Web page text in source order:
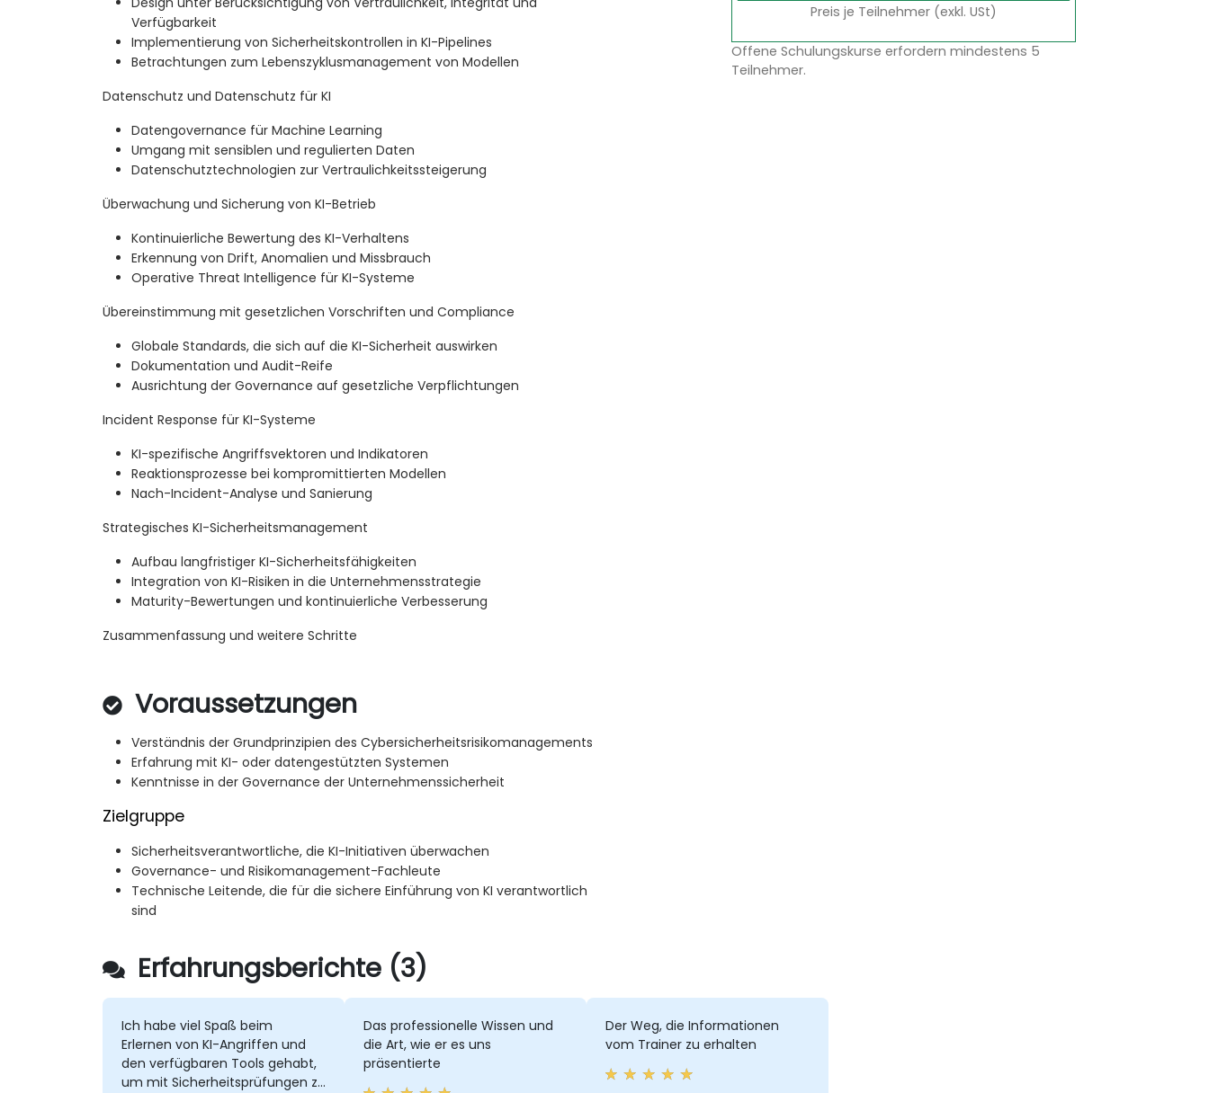
Verfügbarkeit
Implementierung von Sicherheitskontrollen in KI-Pipelines
Betrachtungen zum Lebenszyklusmanagement von Modellen
Datenschutz und Datenschutz für KI
Datengovernance für Machine Learning
Umgang mit sensiblen und regulierten Daten
Datenschutztechnologien zur Vertraulichkeitssteigerung
Überwachung und Sicherung von KI-Betrieb
Kontinuierliche Bewertung des KI-Verhaltens
Erkennung von Drift, Anomalien und Missbrauch
Operative Threat Intelligence für KI-Systeme
Übereinstimmung mit gesetzlichen Vorschriften und Compliance
Globale Standards, die sich auf die KI-Sicherheit auswirken
Dokumentation und Audit-Reife
Ausrichtung der Governance auf gesetzliche Verpflichtungen
Incident Response für KI-Systeme
KI-spezifische Angriffsvektoren und Indikatoren
Reaktionsprozesse bei kompromittierten Modellen
Nach-Incident-Analyse und Sanierung
Strategisches KI-Sicherheitsmanagement
Aufbau langfristiger KI-Sicherheitsfähigkeiten
Integration von KI-Risiken in die Unternehmensstrategie
Maturity-Bewertungen und kontinuierliche Verbesserung
Zusammenfassung und weitere Schritte
Voraussetzungen
Verständnis der Grundprinzipien des Cybersicherheitsrisikomanagements
Erfahrung mit KI- oder datengestützten Systemen
Kenntnisse in der Governance der Unternehmenssicherheit
Zielgruppe
Sicherheitsverantwortliche, die KI-Initiativen überwachen
Governance- und Risikomanagement-Fachleute
Technische Leitende, die für die sichere Einführung von KI verantwortlich
sind
Preis je Teilnehmer (exkl. USt)
Offene Schulungskurse erfordern mindestens 5
Teilnehmer.
Erfahrungsberichte (3)
Ich habe viel Spaß beim
Erlernen von KI-Angriffen und
den verfügbaren Tools gehabt,
um mit Sicherheitsprüfungen zu
Das professionelle Wissen und
die Art, wie er es uns
präsentierte
Der Weg, die Informationen
vom Trainer zu erhalten